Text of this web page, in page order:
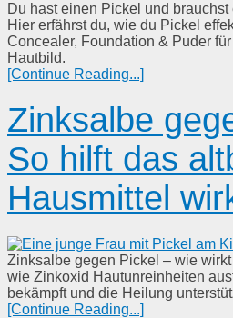
Du hast einen Pickel und
Hier erfährst du, wie du Pickel
Concealer, Foundation & Puder
Hautbild.
[Continue Reading...]
Zinksalbe
So hilft das
Hausmittel
Zinksalbe gegen Pickel – wie
wie Zinkoxid Hautunreinheiten
bekämpft und die Heilung
[Continue Reading...]